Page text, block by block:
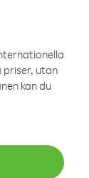
priser, utan
kan du